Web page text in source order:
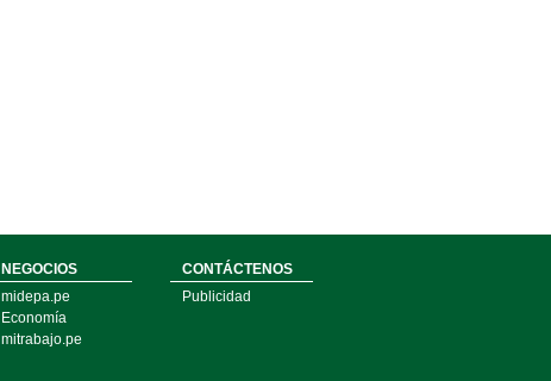
NEGOCIOS
midepa.pe
Economía
mitrabajo.pe
CONTÁCTENOS
Publicidad